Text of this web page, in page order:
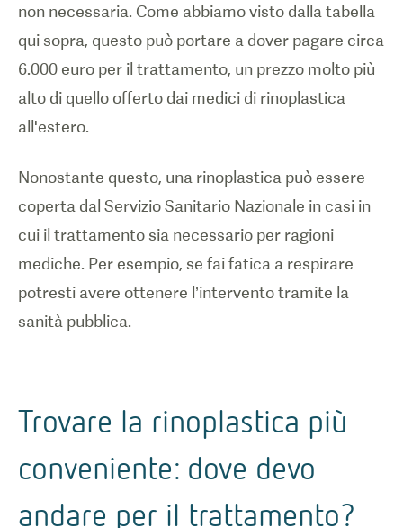
non necessaria. Come abbiamo visto dalla tabella
qui sopra, questo può portare a dover pagare circa
6.000 euro per il trattamento, un prezzo molto più
alto di quello offerto dai medici di rinoplastica
all'estero.
Nonostante questo, una rinoplastica può essere
coperta dal Servizio Sanitario Nazionale in casi in
cui il trattamento sia necessario per ragioni
mediche. Per esempio, se fai fatica a respirare
potresti avere ottenere l’intervento tramite la
sanità pubblica.
Trovare la rinoplastica più
conveniente: dove devo
andare per il trattamento?